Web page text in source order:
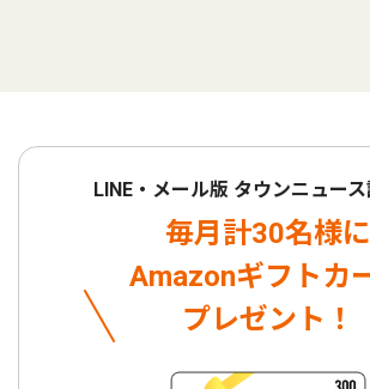
LINE・メール版 タウンニュー
毎月計30名様に
Amazonギフトカ
プレゼント！